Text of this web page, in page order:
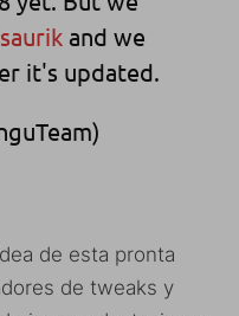
and we
it's updated.
de esta pronta
de tweaks y